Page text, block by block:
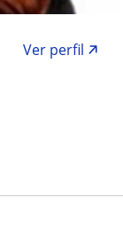
Ver perfil